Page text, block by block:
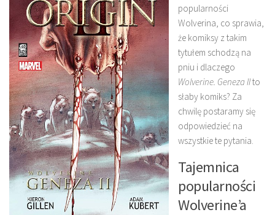
popularności
Wolverina, co sprawia,
że komiksy z takim
tytułem schodzą na
pniu i dlaczego
Wolverine. Geneza IIto
słaby komiks? Za
chwilę postaramy się
odpowiedzieć na
wszystkie te pytania.
Tajemnica
popularności
Wolverine’a